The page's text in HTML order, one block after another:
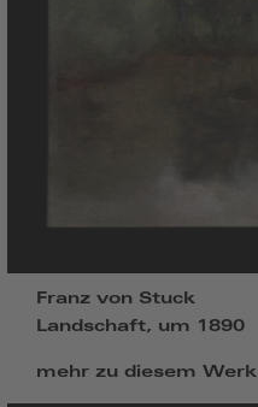
Franz von Stuck
Landschaft, um 1890
mehr zu diesem Werk